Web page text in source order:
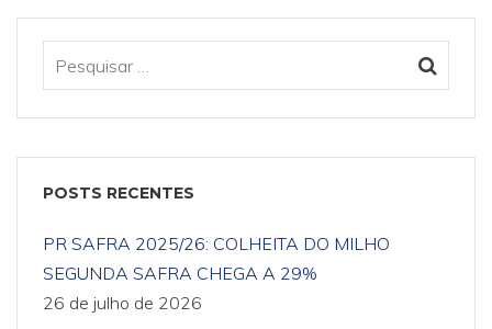
POSTS RECENTES
PR SAFRA 2025/26: COLHEITA DO MILHO
SEGUNDA SAFRA CHEGA A 29%
26 de julho de 2026